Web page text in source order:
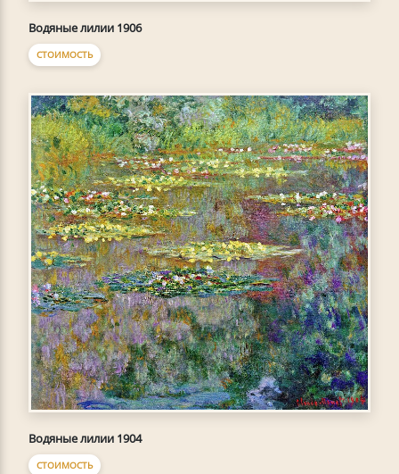
Водяные лилии 1906
СТОИМОСТЬ
Водяные лилии 1904
СТОИМОСТЬ